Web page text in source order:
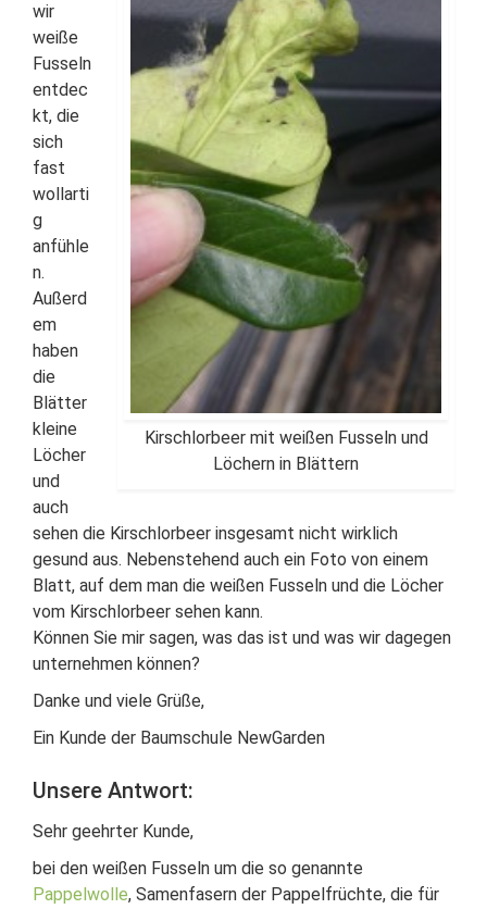
Kirschlorbeer mit weißen Fusseln und
Löchern in Blättern
wir
weiße
Fusseln
entdec
kt, die
sich
fast
wollarti
g
anfühle
n.
Außerd
em
haben
die
Blätter
kleine
Löcher
und
auch
sehen die Kirschlorbeer insgesamt nicht wirklich
gesund aus. Nebenstehend auch ein Foto von einem
Blatt, auf dem man die weißen Fusseln und die Löcher
vom Kirschlorbeer sehen kann.
Können Sie mir sagen, was das ist und was wir dagegen
unternehmen können?
Danke und viele Grüße,
Ein Kunde der Baumschule NewGarden
Unsere Antwort:
Sehr geehrter Kunde,
bei den weißen Fusseln um die so genannte
Pappelwolle, Samenfasern der Pappelfrüchte, die für